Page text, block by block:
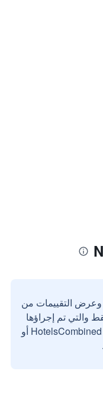
وعرض التقييمات من
والتي تم إجراؤها
بواسطة مستخدمين حقيقيين مع HotelsCombined أو